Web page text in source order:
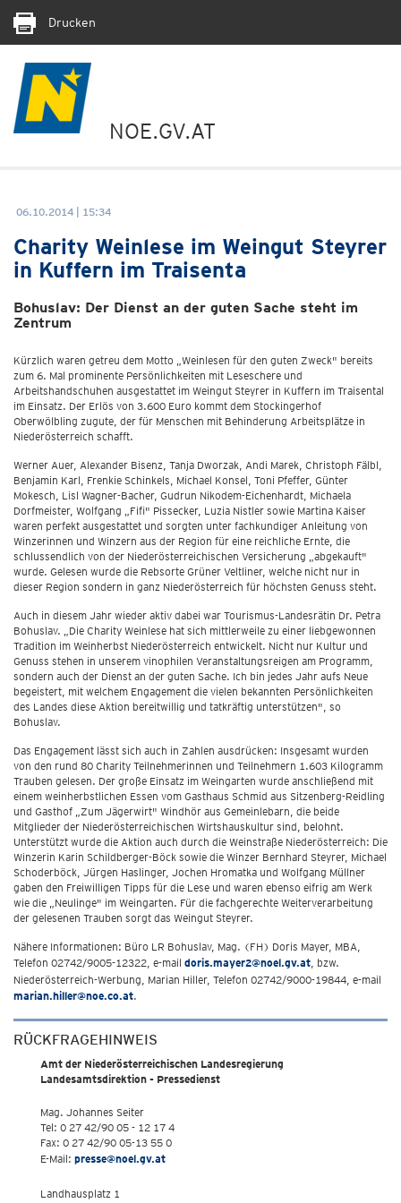
Drucken
NOE.GV.AT
06.10.2014 | 15:34
Charity Weinlese im Weingut Steyrer
in Kuffern im Traisenta
Bohuslav: Der Dienst an der guten Sache steht im
Zentrum
Kürzlich waren getreu dem Motto „Weinlesen für den guten Zweck" bereits
zum 6. Mal prominente Persönlichkeiten mit Leseschere und
Arbeitshandschuhen ausgestattet im Weingut Steyrer in Kuffern im Traisental
im Einsatz. Der Erlös von 3.600 Euro kommt dem Stockingerhof
Oberwölbling zugute, der für Menschen mit Behinderung Arbeitsplätze in
Niederösterreich schafft.
Werner Auer, Alexander Bisenz, Tanja Dworzak, Andi Marek, Christoph Fälbl,
Benjamin Karl, Frenkie Schinkels, Michael Konsel, Toni Pfeffer, Günter
Mokesch, Lisl Wagner-Bacher, Gudrun Nikodem-Eichenhardt, Michaela
Dorfmeister, Wolfgang „Fifi" Pissecker, Luzia Nistler sowie Martina Kaiser
waren perfekt ausgestattet und sorgten unter fachkundiger Anleitung von
Winzerinnen und Winzern aus der Region für eine reichliche Ernte, die
schlussendlich von der Niederösterreichischen Versicherung „abgekauft"
wurde. Gelesen wurde die Rebsorte Grüner Veltliner, welche nicht nur in
dieser Region sondern in ganz Niederösterreich für höchsten Genuss steht.
Auch in diesem Jahr wieder aktiv dabei war Tourismus-Landesrätin Dr. Petra
Bohuslav. „Die Charity Weinlese hat sich mittlerweile zu einer liebgewonnen
Tradition im Weinherbst Niederösterreich entwickelt. Nicht nur Kultur und
Genuss stehen in unserem vinophilen Veranstaltungsreigen am Programm,
sondern auch der Dienst an der guten Sache. Ich bin jedes Jahr aufs Neue
begeistert, mit welchem Engagement die vielen bekannten Persönlichkeiten
des Landes diese Aktion bereitwillig und tatkräftig unterstützen", so
Bohuslav.
Das Engagement lässt sich auch in Zahlen ausdrücken: Insgesamt wurden
von den rund 80 Charity Teilnehmerinnen und Teilnehmern 1.603 Kilogramm
Trauben gelesen. Der große Einsatz im Weingarten wurde anschließend mit
einem weinherbstlichen Essen vom Gasthaus Schmid aus Sitzenberg-Reidling
und Gasthof „Zum Jägerwirt" Windhör aus Gemeinlebarn, die beide
Mitglieder der Niederösterreichischen Wirtshauskultur sind, belohnt.
Unterstützt wurde die Aktion auch durch die Weinstraße Niederösterreich: Die
Winzerin Karin Schildberger-Böck sowie die Winzer Bernhard Steyrer, Michael
Schoderböck, Jürgen Haslinger, Jochen Hromatka und Wolfgang Müllner
gaben den Freiwilligen Tipps für die Lese und waren ebenso eifrig am Werk
wie die „Neulinge" im Weingarten. Für die fachgerechte Weiterverarbeitung
der gelesenen Trauben sorgt das Weingut Steyrer.
Nähere Informationen: Büro LR Bohuslav, Mag. (FH) Doris Mayer, MBA,
Telefon 02742/9005-12322, e-mail doris.mayer2@noel.gv.at, bzw.
Niederösterreich-Werbung, Marian Hiller, Telefon 02742/9000-19844, e-mail
marian.hiller@noe.co.at.
RÜCKFRAGEHINWEIS
Amt der Niederösterreichischen Landesregierung
Landesamtsdirektion - Pressedienst
Mag. Johannes Seiter
Tel: 0 27 42/90 05 - 12 17 4
Fax: 0 27 42/90 05-13 55 0
E-Mail: presse@noel.gv.at
Landhausplatz 1